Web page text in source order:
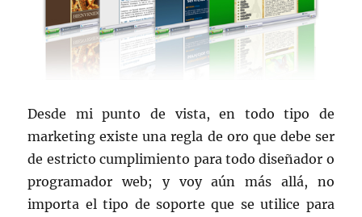
Desde mi punto de vista, en todo tipo de
marketing existe una regla de oro que debe ser
de estricto cumplimiento para todo diseñador o
programador web; y voy aún más allá, no
importa el tipo de soporte que se utilice para